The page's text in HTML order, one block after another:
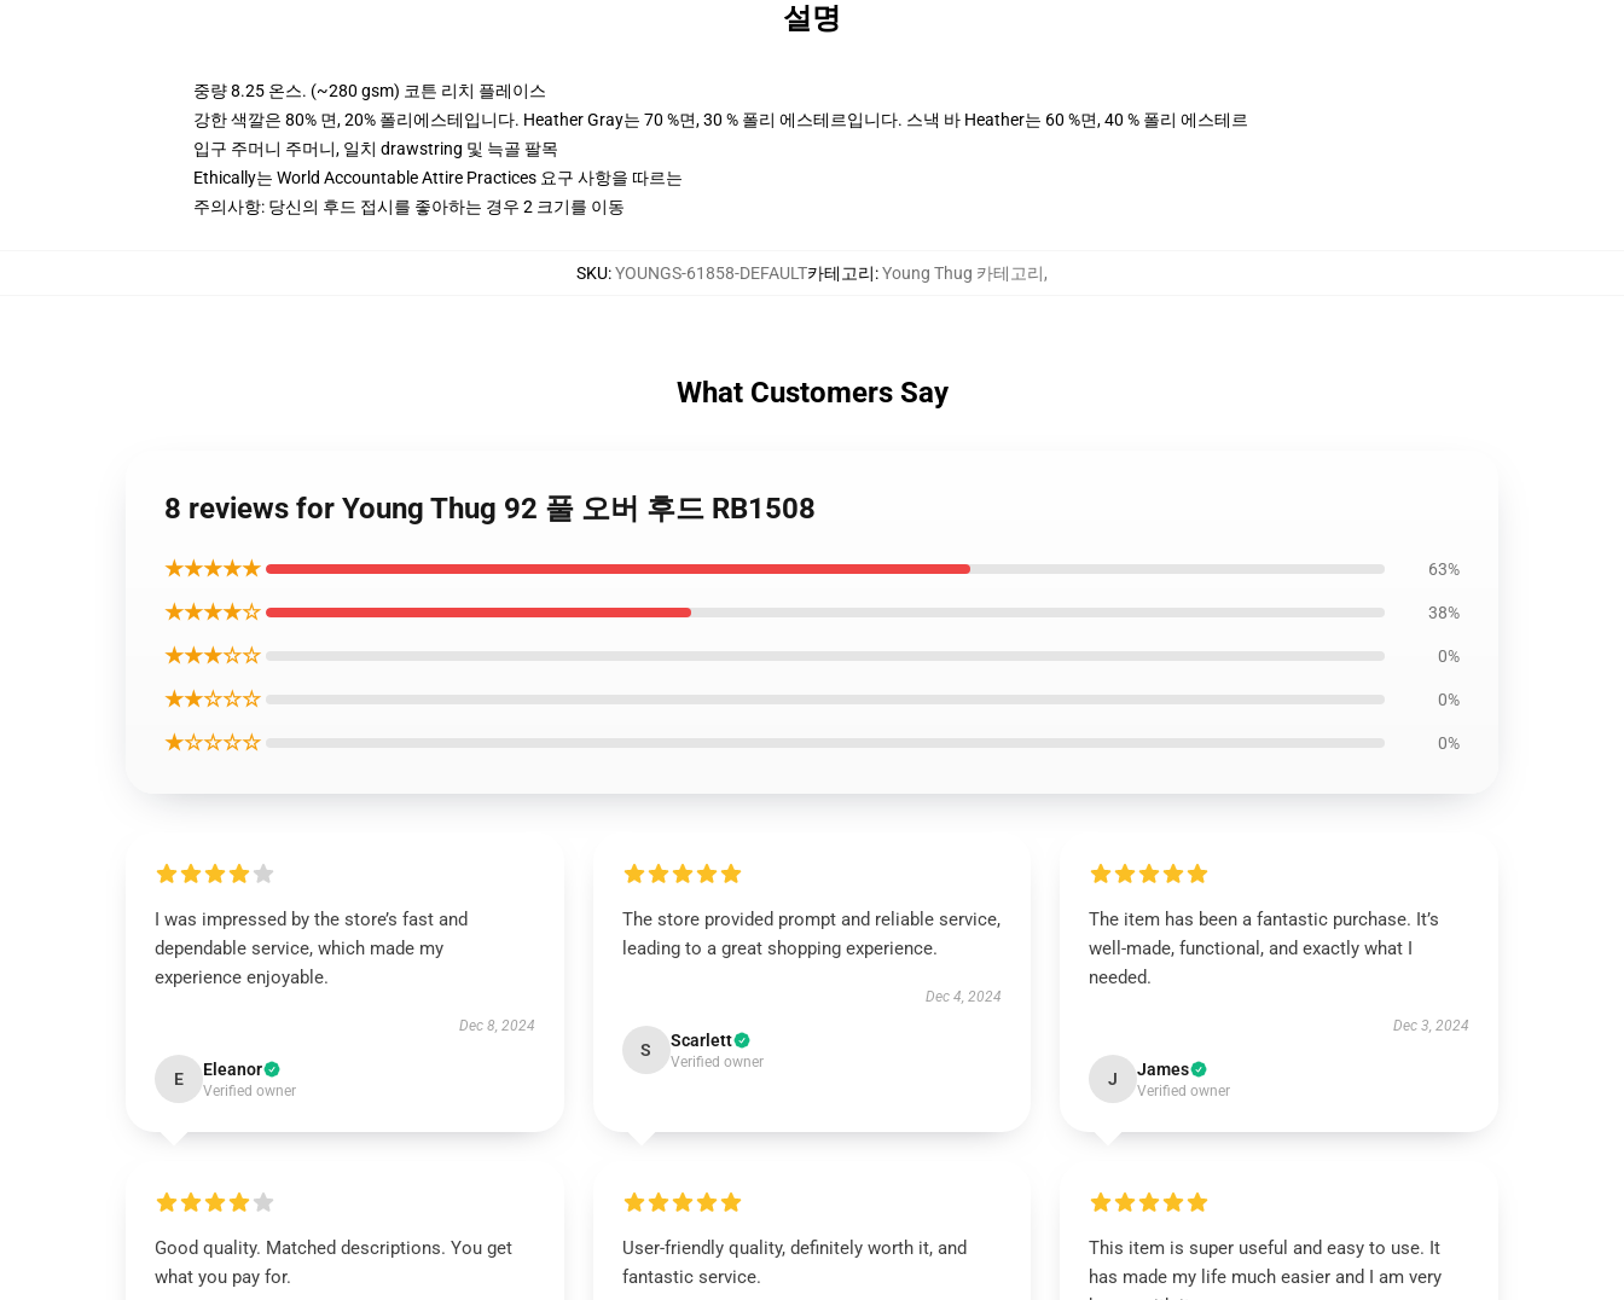
설명
중량 8.25 온스. (~280 gsm) 코튼 리치 플레이스
강한 색깔은 80% 면, 20% 폴리에스테입니다. Heather Gray는 70 %면, 30 % 폴리 에스테르입니다. 스낵 바 Heather는 60 %면, 40 % 폴리 에스테르
입구 주머니 주머니, 일치 drawstring 및 늑골 팔목
Ethically는 World Accountable Attire Practices 요구 사항을 따르는
주의사항: 당신의 후드 접시를 좋아하는 경우 2 크기를 이동
SKU:YOUNGS-61858-DEFAULT카테고리:Young Thug 카테고리,
What Customers Say
8 reviews for Young Thug 92 풀 오버 후드 RB1508
★★★★★ 63%
★★★★☆ 38%
★★★☆☆ 0%
★★☆☆☆ 0%
★☆☆☆☆ 0%
I was impressed by the store’s fast and
dependable service, which made my
experience enjoyable.
Dec 8, 2024
E Eleanor
Verified owner
The store provided prompt and reliable service,
leading to a great shopping experience.
Dec 4, 2024
S Scarlett
Verified owner
The item has been a fantastic purchase. It’s
well-made, functional, and exactly what I
needed.
Dec 3, 2024
J James
Verified owner
Good quality. Matched descriptions. You get
what you pay for.
User-friendly quality, definitely worth it, and
fantastic service.
This item is super useful and easy to use. It
has made my life much easier and I am very